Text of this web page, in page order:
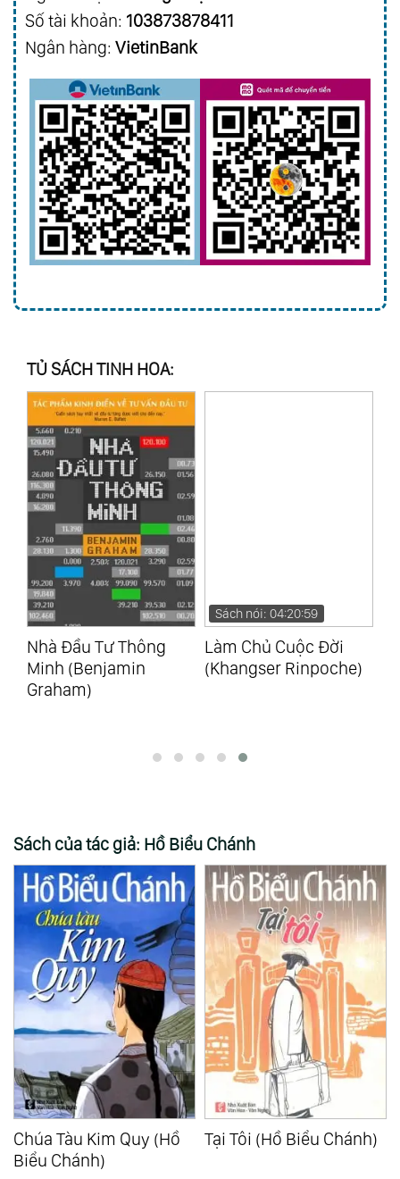
Số tài khoản: 103873878411
Ngân hàng: VietinBank
TỦ SÁCH TINH HOA:
Sách nói: 04:20:59
Làm Chủ Cuộc Đời
(Khangser Rinpoche)
Minh Đạo Nhân Sinh
(Michael Puett)
Sách của tác giả: Hồ Biểu Chánh
Chúa Tàu Kim Quy (Hồ
Biểu Chánh)
Tại Tôi (Hồ Biểu Chánh)